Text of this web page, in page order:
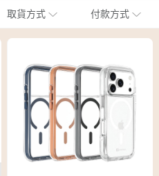
取貨方式 付款方式